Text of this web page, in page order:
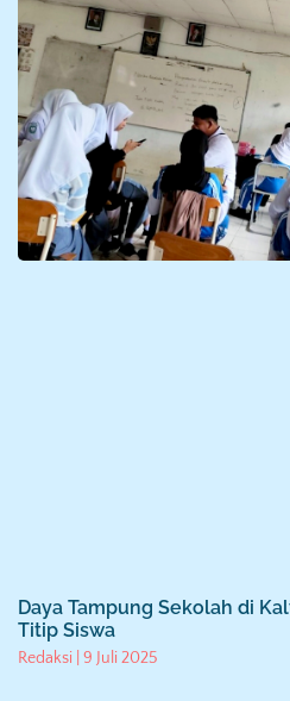
Daya Tampung Sekolah di
Titip Siswa
Redaksi 9 Juli 2025